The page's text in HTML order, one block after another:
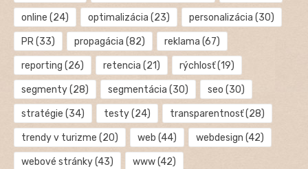
online (24) optimalizácia (23) personalizácia (30)
PR(33) propagácia (82) reklama (67)
reporting (26) retencia (21) rýchlosť(19)
segmenty(28) segmentácia (30) seo (30)
stratégie (34) testy(24) transparentnosť(28)
trendy v turizme (20) web (44) webdesign (42)
webové stránky(43) www(42)